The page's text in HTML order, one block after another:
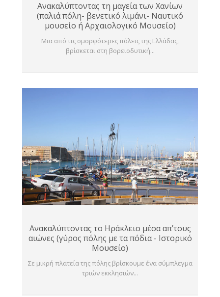
Ανακαλύπτοντας τη μαγεία των Χανίων
(παλιά πόλη- βενετικό λιμάνι- Ναυτικό
μουσείο ή Αρχαιολογικό Μουσείο)
Μια από τις ομορφότερες πόλεις της Ελλάδας,
βρίσκεται στη βορειοδυτική...
Ανακαλύπτοντας το Ηράκλειο μέσα απ’τους
αιώνες (γύρος πόλης με τα πόδια - Ιστορικό
Μουσείο)
Σε μικρή πλατεία της πόλης βρίσκουμε ένα σύμπλεγμα
τριών εκκλησιών...